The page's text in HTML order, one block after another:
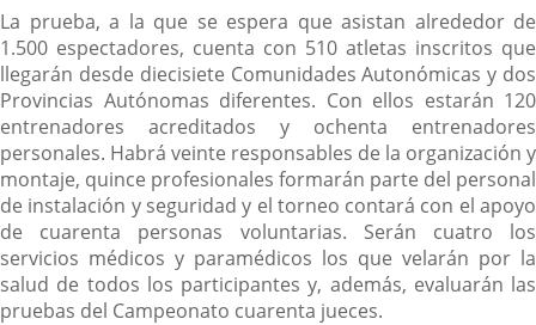
La prueba, a la que se espera que asistan alrededor de
1.500 espectadores, cuenta con 510 atletas inscritos que
llegarán desde diecisiete Comunidades Autonómicas y dos
Provincias Autónomas diferentes. Con ellos estarán 120
entrenadores acreditados y ochenta entrenadores
personales. Habrá veinte responsables de la organización y
montaje, quince profesionales formarán parte del personal
de instalación y seguridad y el torneo contará con el apoyo
de cuarenta personas voluntarias. Serán cuatro los
servicios médicos y paramédicos los que velarán por la
salud de todos los participantes y, además, evaluarán las
pruebas del Campeonato cuarenta jueces.